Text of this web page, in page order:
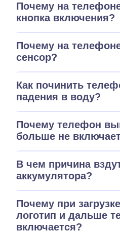
Почему на
кнопка включения?
Почему на
сенсор?
Как починить
падения в воду?
Почему телефон
больше не
В чем причина
аккумулятора?
Почему при
логотип и дальше
включается?